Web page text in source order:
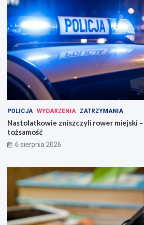
POLICJA WYDARZENIA ZATRZYMANIA
Nastolatkowie zniszczyli rower miejski
tożsamość
6 sierpnia 2026